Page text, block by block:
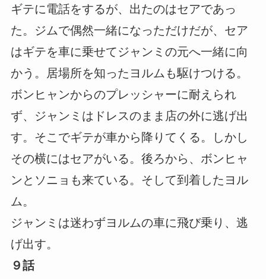
ギテに電話をするが、出たのはセアであっ
た。ジムで偶然一緒になっただけだが、セア
はギテを車に乗せてジャンミの元へ一緒に向
かう。居場所を知ったヨルムも駆けつける。
ボンヒャンからのプレッシャーに耐えられ
ず、ジャンミはドレスのまま店の外に逃げ出
す。そこでギテが車から降りてくる。しかし
その横にはセアがいる。後ろから、ボンヒャ
ンとソニョも来ている。そして到着したヨル
ム。
ジャンミは迷わずヨルムの車に飛び乗り、逃
げ出す。
９話